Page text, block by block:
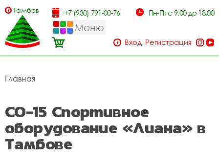
Тамбов +7 (930) 791-00-76 Пн-Пт с 9.00 до 18.00
Меню
Вход Регистрация
Главная
СО-15 Спортивное
оборудование «Лиана» в
Тамбове